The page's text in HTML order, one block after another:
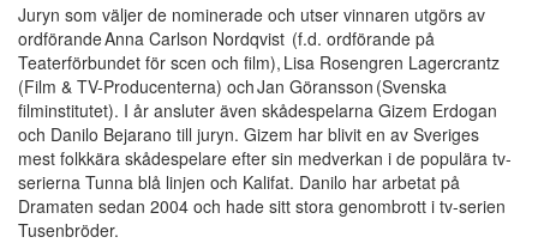
Juryn som väljer de nominerade och utser vinnaren utgörs av
ordförande Anna Carlson Nordqvist (f.d. ordförande på
Teaterförbundet för scen och film), Lisa Rosengren Lagercrantz
(Film & TV-Producenterna) och Jan Göransson (Svenska
filminstitutet). I år ansluter även skådespelarna Gizem Erdogan
och Danilo Bejarano till juryn. Gizem har blivit en av Sveriges
mest folkkära skådespelare efter sin medverkan i de populära tv-
serierna Tunna blå linjen och Kalifat. Danilo har arbetat på
Dramaten sedan 2004 och hade sitt stora genombrott i tv-serien
Tusenbröder.